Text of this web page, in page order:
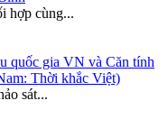
hợp cùng...
quốc gia VN và Căn tính
Thời khắc Việt)
sát...